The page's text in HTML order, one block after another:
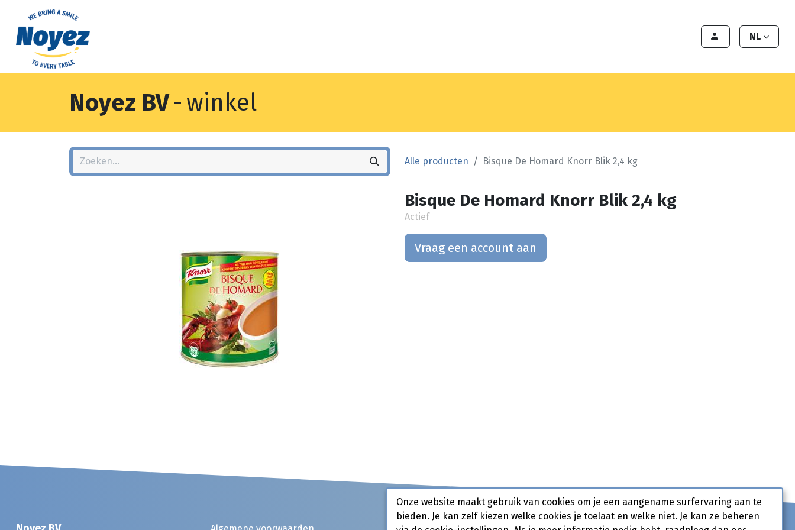
NL
Noyez BV- winkel
Alle producten Bisque De Homard Knorr Blik 2,4 kg
Bisque De Homard Knorr Blik 2,4 kg
Actief
Vraag een account aan
Onze website maakt gebruik van cookies om je een aangename surfervaring aan te
bieden. Je kan zelf kiezen welke cookies je toelaat en welke niet. Je kan ze beheren